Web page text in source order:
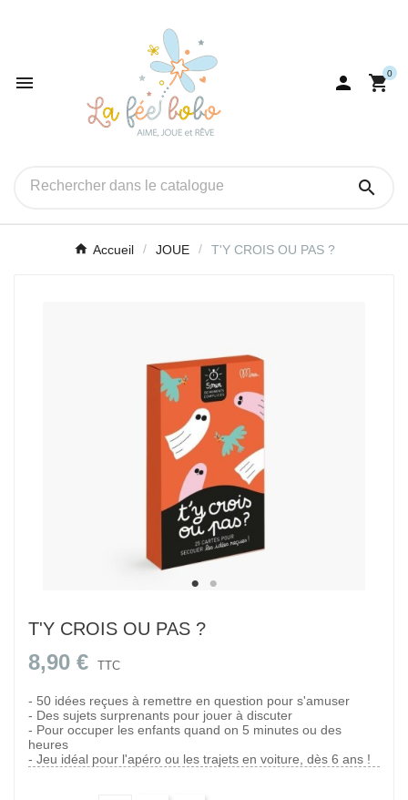
  0

Accueil JOUE T'Y CROIS OU PAS ?
T'Y CROIS OU PAS ?
8,90 € TTC
- 50 idées reçues à remettre en question pour s'amuser
- Des sujets surprenants pour jouer à discuter
- Pour occuper les enfants quand on 5 minutes ou des
heures
- Jeu idéal pour l'apéro ou les trajets en voiture, dès 6 ans !